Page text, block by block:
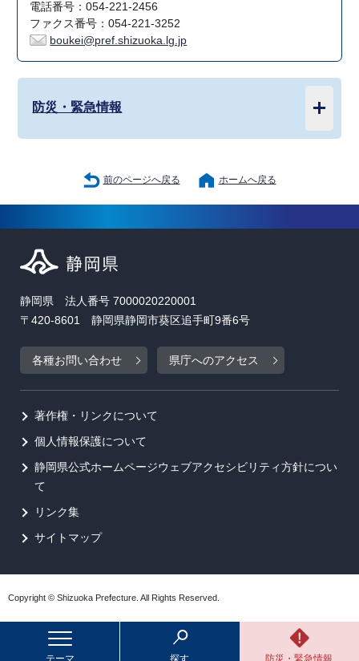
電話番号：054-221-2456
ファクス番号：054-221-3252
boukei@pref.shizuoka.lg.jp
防災・緊急情報
前のページへ戻る ホームへ戻る
テーマ 探す 防災・緊急情報
静岡県 法人番号 7000020220001
〒420-8601 静岡県静岡市葵区追手町9番6号
各種お問い合わせ 県庁へのアクセス
著作権・リンクについて
個人情報保護について
静岡県公式ホームページウェブアクセシビリティ方針につい
て
リンク集
サイトマップ
Copyright © Shizuoka Prefecture. All Rights Reserved.